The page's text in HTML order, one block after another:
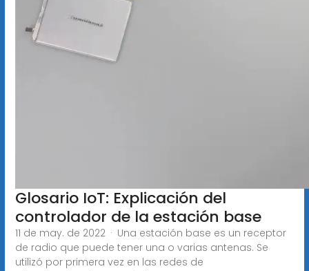
Glosario IoT: Explicación del
controlador de la estación base
11 de may. de 2022 · Una estación base es un receptor
de radio que puede tener una o varias antenas. Se
utilizó por primera vez en las redes de